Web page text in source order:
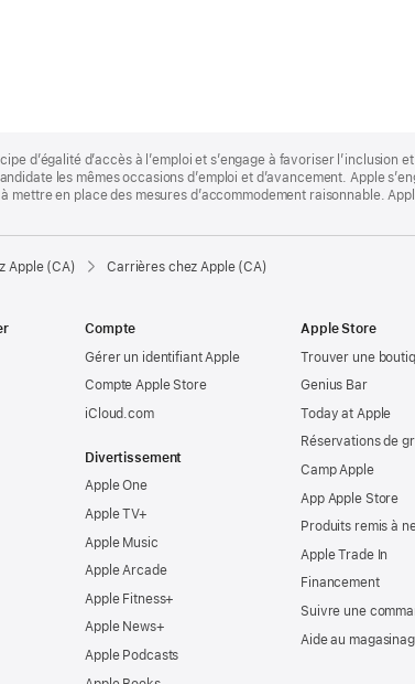
d’égalité d’accès à l’emploi et s’engage à favoriser
les mêmes occasions d’emploi et d’avancement. Apple
mettre en place des mesures d’accommodement raisonnable.
Apple (CA) Carrières chez Apple (CA)
Compte
Gérer un identifiant Apple
Compte Apple Store
iCloud.com
Divertissement
Apple One
Apple TV+
Apple Music
Apple Arcade
Apple Fitness+
Apple News+
Apple Podcasts
Apple Store
Trouver une
Genius Bar
Today at Apple
Réservations de
Camp Apple
App Apple Store
Produits remis à
Apple Trade In
Financement
Suivre une
Aide au